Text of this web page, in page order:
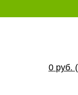
0 руб.